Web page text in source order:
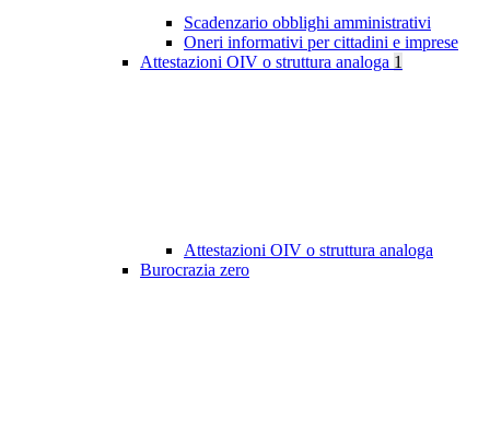
Scadenzario obblighi amministrativi
Oneri informativi per cittadini e imprese
Attestazioni OIV o struttura analoga 1
Attestazioni OIV o struttura analoga
Burocrazia zero